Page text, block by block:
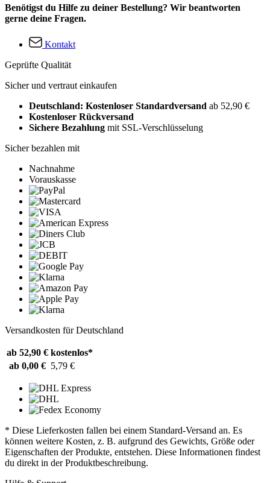
Benötigst du Hilfe zu deiner Bestellung? Wir beantworten
gerne deine Fragen.
Kontakt
Geprüfte Qualität
Sicher und vertraut einkaufen
Deutschland: Kostenloser Standardversand ab 52,90 €
Kostenloser Rückversand
Sichere Bezahlung mit SSL-Verschlüsselung
Sicher bezahlen mit
Nachnahme
Vorauskasse
Versandkosten für Deutschland
ab 52,90 € kostenlos*
ab 0,00 € 5,79 €
* Diese Lieferkosten fallen bei einem Standard-Versand an. Es
können weitere Kosten, z. B. aufgrund des Gewichts, Größe oder
Eigenschaften der Produkte, entstehen. Diese Informationen findest
du direkt in der Produktbeschreibung.